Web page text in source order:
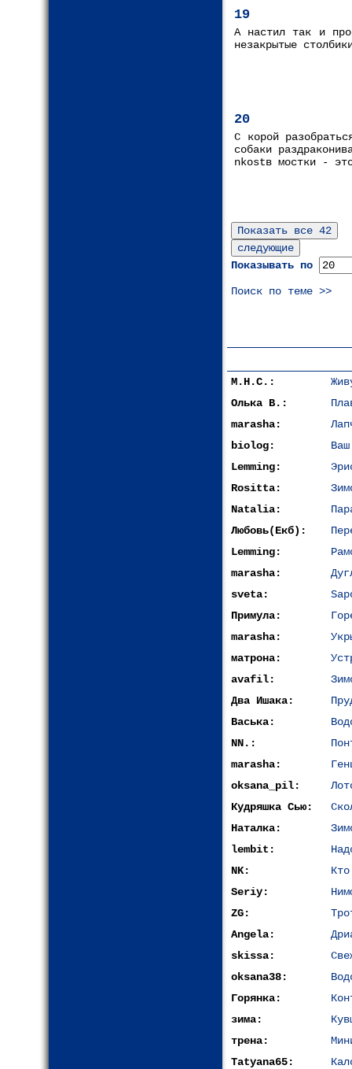
19
А настил так и
незакрытые
20
С корой
собаки
nkostв мостки -
Показывать по
Поиск по теме >>
М.Н.С.:
Олька В.:
marasha:
biolog:
Lemming:
Rositta:
Natalia:
Любовь(Екб):
Lemming:
marasha:
sveta:
Примула:
marasha:
матрона:
avafil:
Два Ишака:
Васька:
NN.:
marasha:
oksana_pil:
Кудряшка Сью:
Наталка:
lembit:
NK:
Seriy:
ZG:
Angela:
skissa:
oksana38:
Горянка:
зима:
трена:
Tatyana65: